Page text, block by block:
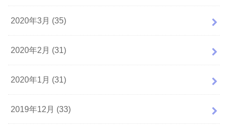
2020年3月 (35)
2020年2月 (31)
2020年1月 (31)
2019年12月 (33)